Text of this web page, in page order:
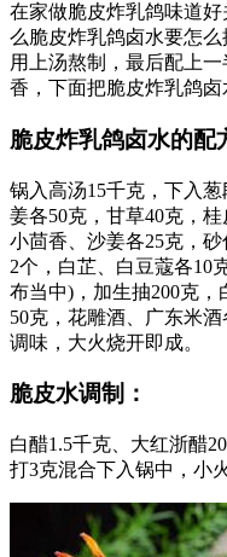
在家做脆皮炸乳鸽味道
么脆皮炸乳鸽卤水要怎
用上汤熬制，最后配上
香，下面把脆皮炸乳鸽卤
脆皮炸乳鸽卤水的配
锅入高汤15千克，下入
姜各50克，甘草40克，桂
小茴香、沙姜各25克，
2个，白芷、白豆蔻各10
布当中)，加生抽200克，
50克，花雕酒、广东米
调味，大火烧开即成。
脆皮水调制：
白醋1.5千克、大红浙醋
打3克混合下入锅中，小